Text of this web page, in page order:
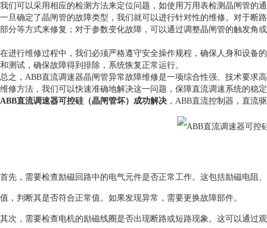
我们可以采用相应的检测方法来定位问题，如使用万用表检测晶闸管的
一旦确定了晶闸管的故障类型，我们就可以进行针对性的维修。对于断
部分等方式来修复；对于参数变化故障，可以通过调整晶闸管的触发角
在进行维修过程中，我们必须严格遵守安全操作规程，确保人身和设备
和测试，确保故障得到排除，系统恢复正常运行。
总之，ABB直流调速器晶闸管异常故障维修是一项综合性强、技术要求
维修方法，我们可以快速准确地解决这一问题，保障直流调速系统的稳
ABB直流调速器可控硅（晶闸管坏）成功解决 ，ABB直流控制器，直流
首先，需要检查励磁回路中的电气元件是否正常工作。这包括励磁电阻
值，判断其是否符合正常值。如果发现异常，需要更换故障部件。
其次，需要检查电机的励磁线圈是否出现断路或短路现象。这可以通过